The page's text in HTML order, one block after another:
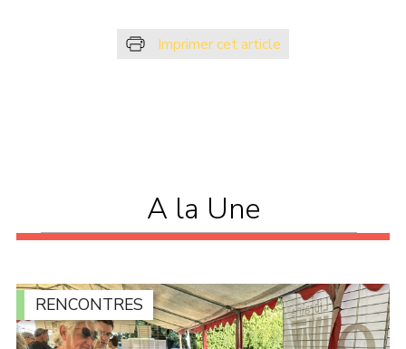
Imprimer cet article
A la Une
RENCONTRES